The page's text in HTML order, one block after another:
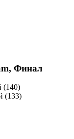
Финал
(140)
(133)